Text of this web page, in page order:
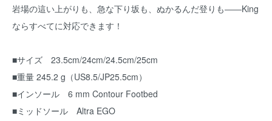
岩場の這い上がりも、急な下り坂も、ぬかるんだ登りも――King
ならすべてに対応できます！
■サイズ 23.5cm/24cm/24.5cm/25cm
■重量 245.2 g（US8.5/JP25.5cm）
■インソール 6 mm Contour Footbed
■ミッドソール Altra EGO